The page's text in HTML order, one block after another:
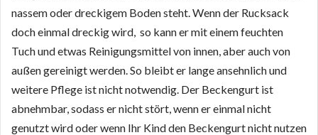
nassem oder dreckigem Boden steht. Wenn der Rucksack
doch einmal dreckig wird, so kann er mit einem feuchten
Tuch und etwas Reinigungsmittel von innen, aber auch von
außen gereinigt werden. So bleibt er lange ansehnlich und
weitere Pflege ist nicht notwendig. Der Beckengurt ist
abnehmbar, sodass er nicht stört, wenn er einmal nicht
genutzt wird oder wenn Ihr Kind den Beckengurt nicht nutzen